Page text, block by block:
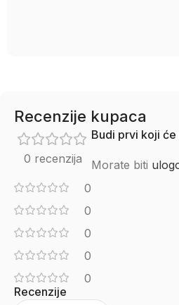
Recenzije kupaca
0 recenzija
0
0
0
0
0
Recenzije
Budi prvi koji
Morate biti